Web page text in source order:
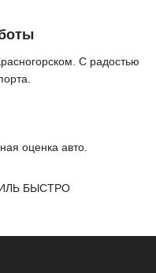
С радостью
оценка авто.
БЫСТРО